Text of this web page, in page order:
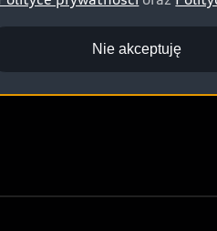
Nie akceptuję